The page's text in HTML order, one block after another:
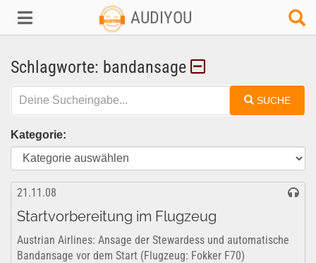
AUDIYOU
Schlagworte: bandansage
SUCHE
Kategorie:
21.11.08
Startvorbereitung im Flugzeug
Austrian Airlines: Ansage der Stewardess und automatische
Bandansage vor dem Start (Flugzeug: Fokker F70)